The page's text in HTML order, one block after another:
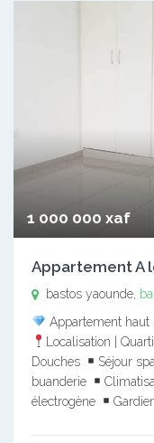
1 000 000 xaf
Appartement A
bastos yaounde,
Appartement
Localisation |
Douches
Séjour
buanderie
électrogène